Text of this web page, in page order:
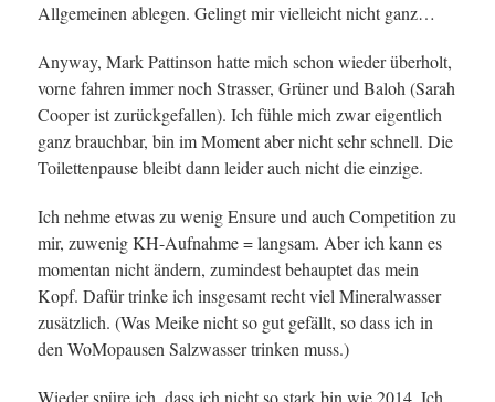
Allgemeinen ablegen. Gelingt mir vielleicht nicht ganz…
Anyway, Mark Pattinson hatte mich schon wieder überholt,
vorne fahren immer noch Strasser, Grüner und Baloh (Sarah
Cooper ist zurückgefallen). Ich fühle mich zwar eigentlich
ganz brauchbar, bin im Moment aber nicht sehr schnell. Die
Toilettenpause bleibt dann leider auch nicht die einzige.
Ich nehme etwas zu wenig Ensure und auch Competition zu
mir, zuwenig KH-Aufnahme = langsam. Aber ich kann es
momentan nicht ändern, zumindest behauptet das mein
Kopf. Dafür trinke ich insgesamt recht viel Mineralwasser
zusätzlich. (Was Meike nicht so gut gefällt, so dass ich in
den WoMopausen Salzwasser trinken muss.)
Wieder spüre ich, dass ich nicht so stark bin wie 2014. Ich